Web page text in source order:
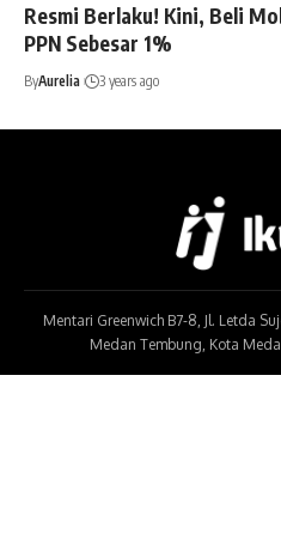
Resmi Berlaku! Kini, Beli
PPN Sebesar 1%
ByAurelia 3 years ago
Mentari Greenwich B7-8, Jl. Letda
Medan Tembung, Kota